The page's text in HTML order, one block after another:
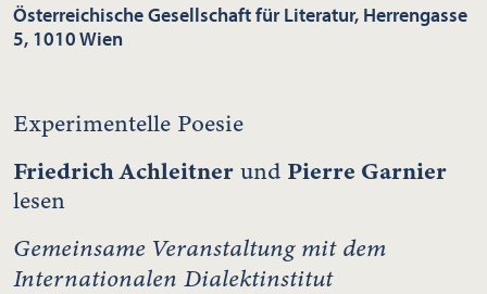
Österreichische Gesellschaft für Literatur, Herrengasse
5, 1010 Wien
Experimentelle Poesie
Friedrich Achleitner und Pierre Garnier
lesen
Gemeinsame Veranstaltung mit dem
Internationalen Dialektinstitut